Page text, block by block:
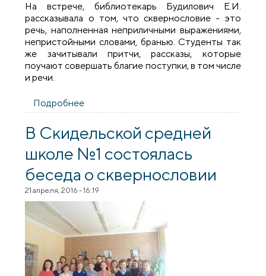
На встрече, библиотекарь Будилович Е.И.
рассказывала о том, что сквернословие - это
речь, наполненная неприличными выражениями,
непристойными словами, бранью. Студенты так
же зачитывали притчи, рассказы, которые
поучают совершать благие поступки, в том числе
и речи.
Подробнее
сквернословии в Скидельском лицее
В Скидельской средней
школе №1 состоялась
беседа о сквернословии
21 апреля, 2016 - 16:19